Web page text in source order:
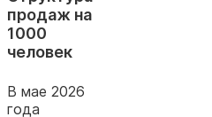
продаж на
1000
человек
В мае 2026
года